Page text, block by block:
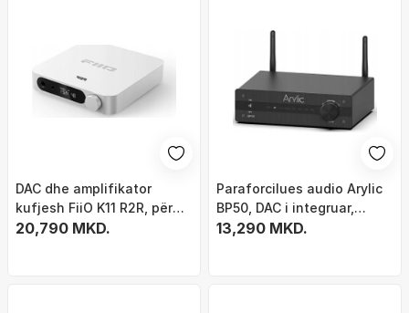
DAC dhe amplifikator
kufjesh FiiO K11 R2R, për
PC dhe shtëpi, i zi
20,790 MKD.
Paraforcilues audio Arylic
BP50, DAC i integruar,
Bluetooth 5.2, i zi
13,290 MKD.